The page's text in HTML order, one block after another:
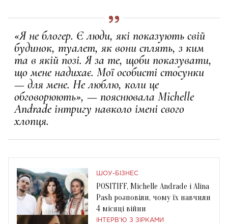
«Я не блогер. Є люди, які показують свій
будинок, туалет, як вони сплять, з ким
та в якій позі. Я за те, щоби показувати,
що мене надихає. Мої особисті стосунки
— для мене. Не люблю, коли це
обговорюють», — пояснювала Michelle
Andrade інтригу навколо імені свого
хлопця.
ШОУ-БІЗНЕС
POSITIFF, Michelle Andrade і Alina
Pash розповіли, чому їх навчили
4 місяці війни
ІНТЕРВ'Ю З ЗІРКАМИ